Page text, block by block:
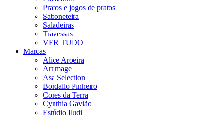
Pratos e jogos de pratos
Saboneteira
Saladeiras
Travessas
VER TUDO
Marcas
Alice Aroeira
Artimage
Asa Selection
Bordallo Pinheiro
Cores da Terra
Cynthia Gavião
Estúdio Iludi